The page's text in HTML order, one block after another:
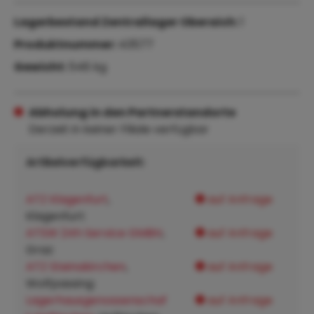
Abholung in den Partnerstandorte
Derzeit in keiner Filiale verfügbar
Artikelverfügbarkeit:
ATZ Klagenfurt
Klagenfurt:
auf Anfrage
ATSW 24h Service GMBH auf Anfrage
ATZ Steinakirchen
Wolfpassing:
auf Anfrage
Lagerhausgenossenschaf
auf Anfrage
Lagerbestand Zentrallager Oberaich:
Produktnummer:
Gewicht:
546 kg